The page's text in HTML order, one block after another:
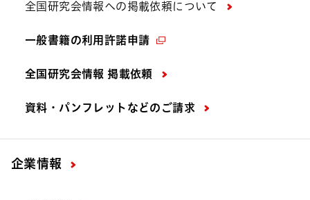
全国研究会情報への掲載依頼について
一般書籍の利用許諾申請
全国研究会情報 掲載依頼
資料・パンフレットなどの ご請求
企業情報